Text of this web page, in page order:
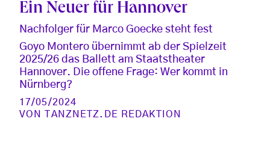
Ein Neuer für Hannover
Nachfolger für Marco Goecke steht fest
Goyo Montero übernimmt ab der Spielzeit
2025/26 das Ballett am Staatstheater
Hannover. Die offene Frage: Wer kommt in
Nürnberg?
17/05/2024
VON
TANZNETZ.DE REDAKTION